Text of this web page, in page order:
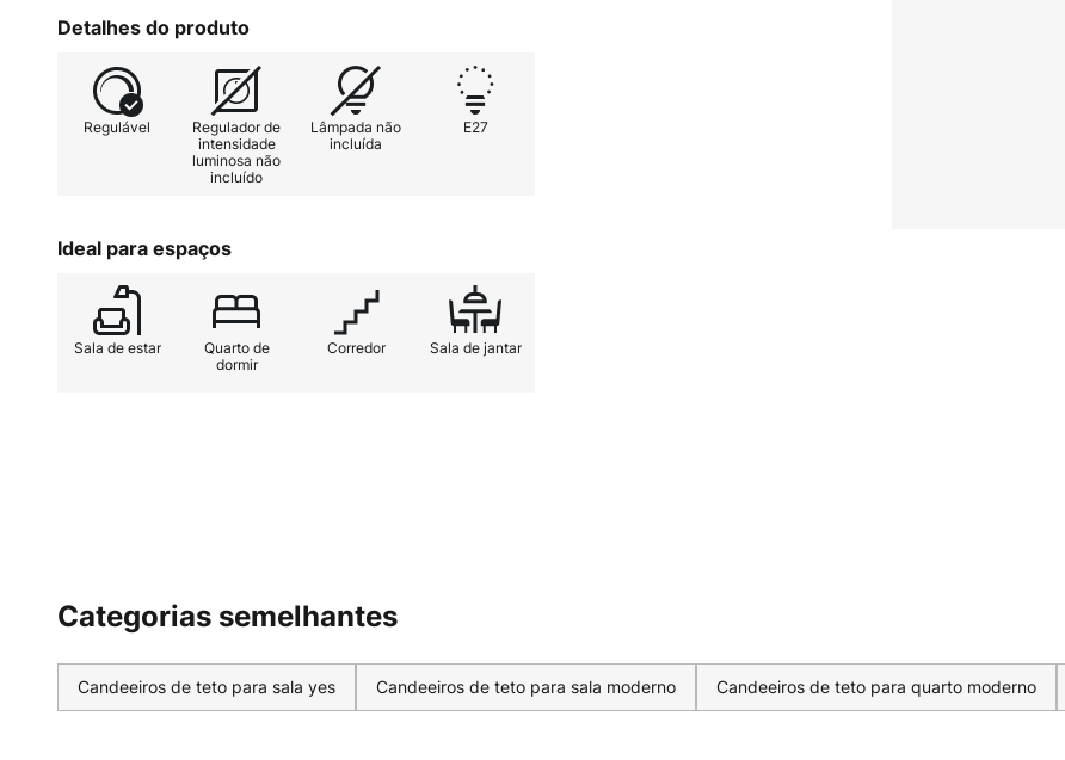
O candeeiro de teto está previsto para a utilização de um regulador de intensidade
externo, uma vez que não inclui regulador de intensidade no candeeiro. Isto permite
ajustar individualmente a intensidade da luz para criar um ambiente relaxante ou
estimulante, conforme necessário.
Detalhes do produto
Regulável
Regulador de
intensidade
luminosa não
incluído
Lâmpada não
incluída
E27
Ideal para espaços
Sala de estar
Quarto de
dormir
Corredor Sala de jantar
Categorias semelhantes
Candeeiros de teto para sala yes Candeeiros de teto para sala moderno Candeeiros de teto para quarto moderno